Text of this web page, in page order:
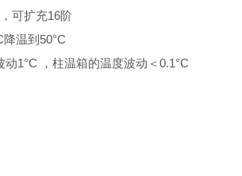
可扩充16阶
温到50°C
1°C ，柱温箱的温度波动＜0.1°C